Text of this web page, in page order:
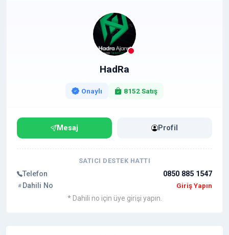
HadRa
Onaylı 8152 Satış
Mesaj Profil
SATICI DESTEK HATTI
Telefon
0850 885 1547
Dahili No
Giriş Yapın
* Dahili no için üye girişi yapın.